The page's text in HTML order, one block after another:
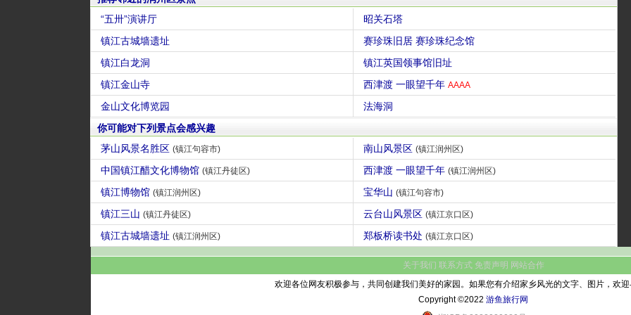
“五卅”演讲厅
昭关石塔
镇江古城墙遗址
赛珍珠旧居 赛珍珠纪念馆
镇江白龙洞
镇江英国领事馆旧址
镇江金山寺
西津渡 一眼望千年 AAAA
金山文化博览园
法海洞
你可能对下列景点会感兴趣
茅山风景名胜区 (镇江句容市) 南山风景区 (镇江润州区)
中国镇江醋文化博物馆 (镇江丹徒区) 西津渡 一眼望千年 (镇江润州区)
镇江博物馆 (镇江润州区) 宝华山 (镇江句容市)
镇江三山 (镇江丹徒区) 云台山风景区 (镇江京口区)
镇江古城墙遗址 (镇江润州区) 郑板桥读书处 (镇江京口区)
关于我们 联系方式 免责声明 网站合作
欢迎各位网友积极参与，共同创建我们美好的家园。如果您有介绍家乡风光的文字、图片，欢
Copyright ©2022 游鱼旅行网